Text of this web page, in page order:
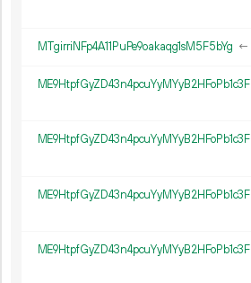
MTgirriNFp4A11PuPe9oakaqg1sM5F5bYg ←
ME9HtpfGyZD43n4pcuYyMYyB2HFoPb1c3F
ME9HtpfGyZD43n4pcuYyMYyB2HFoPb1c3F
ME9HtpfGyZD43n4pcuYyMYyB2HFoPb1c3F
ME9HtpfGyZD43n4pcuYyMYyB2HFoPb1c3F